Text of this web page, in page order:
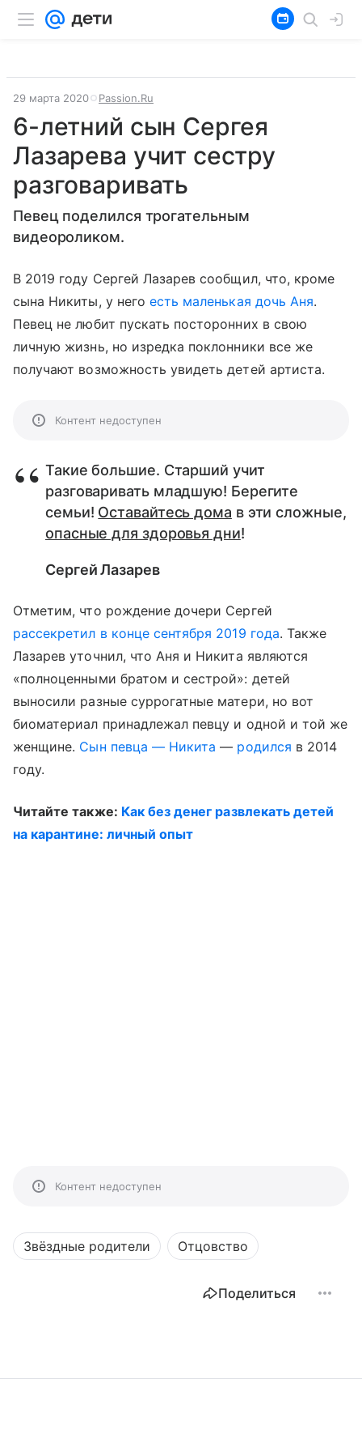
29 марта 2020 Passion.Ru
6-летний сын Сергея
Лазарева учит сестру
разговаривать
Певец поделился трогательным
видеороликом.
В 2019 году Сергей Лазарев сообщил, что, кроме
сына Никиты, у него есть маленькая дочь Аня.
Певец не любит пускать посторонних в свою
личную жизнь, но изредка поклонники все же
получают возможность увидеть детей артиста.
Контент недоступен
Такие большие. Старший учит
разговаривать младшую! Берегите
семьи! Оставайтесь дома в эти сложные,
опасные для здоровья дни!
Сергей Лазарев
Отметим, что рождение дочери Сергей
рассекретил в конце сентября 2019 года. Также
Лазарев уточнил, что Аня и Никита являются
«полноценными братом и сестрой»: детей
выносили разные суррогатные матери, но вот
биоматериал принадлежал певцу и одной и той же
женщине. Сын певца — Никита — родился в 2014
году.
Читайте также: Как без денег развлекать детей
на карантине: личный опыт
Контент недоступен
Звёздные родители Отцовство
Поделиться